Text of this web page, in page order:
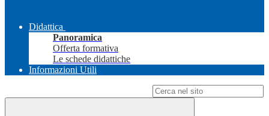
Didattica
Panoramica
Offerta formativa
Le schede didattiche
Informazioni Utili